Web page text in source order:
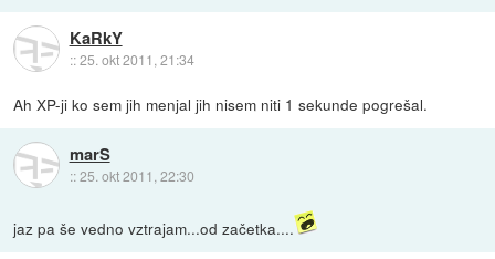
KaRkY
::25. okt 2011, 21:34
Ah XP-ji ko sem jih menjal jih nisem niti 1 sekunde pogrešal.
marS
::25. okt 2011, 22:30
jaz pa še vedno vztrajam...od začetka....